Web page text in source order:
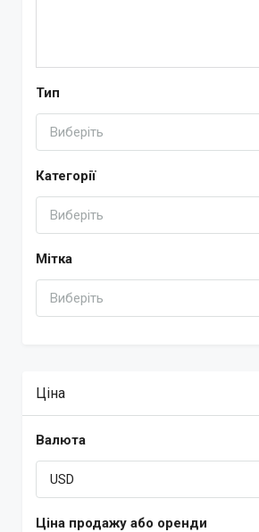
Тип
Виберіть
Категорії
Виберіть
Мітка
Виберіть
Ціна
Валюта
USD
Ціна продажу або оренди